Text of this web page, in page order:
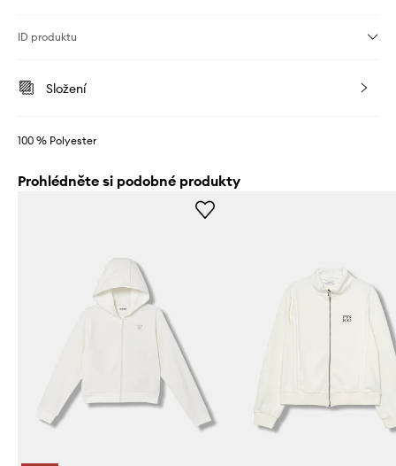
ID produktu
Složení
100 % Polyester
Prohlédněte si podobné produkty